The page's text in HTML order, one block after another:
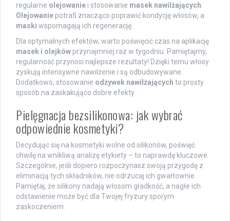
regularne olejowanie i stosowanie masek nawilżających
Olejowanie potrafi znacząco poprawić kondycję włosów, a
maski wspomagają ich regenerację.
Dla optymalnych efektów, warto poświęcić czas na aplikację
masek i olejków przynajmniej raz w tygodniu. Pamiętajmy,
regularność przynosi najlepsze rezultaty! Dzięki temu włosy
zyskują intensywne nawilżenie i są odbudowywane.
Dodatkowo, stosowanie odżywek nawilżających to prosty
sposób na zaskakująco dobre efekty.
Pielęgnacja bezsilikonowa: jak wybrać
odpowiednie kosmetyki?
Decydując się na kosmetyki wolne od silikonów, poświęć
chwilę na wnikliwą analizę etykiety – to naprawdę kluczowe.
Szczególnie, jeśli dopiero rozpoczynasz swoją przygodę z
eliminacją tych składników, nie odrzucaj ich gwałtownie.
Pamiętaj, że silikony nadają włosom gładkość, a nagłe ich
odstawienie może być dla Twojej fryzury sporym
zaskoczeniem.